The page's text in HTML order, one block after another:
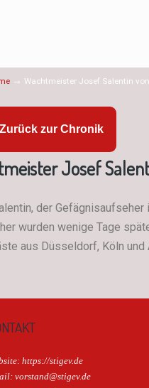
→ Wachtmeister Josef Salentin
Zurück zur Chronik
Josef
der Gefägnisaufseher
wurden wenige Tage
aus Düsseldorf, Köln
https://stigev.de
vorstand@stigev.de